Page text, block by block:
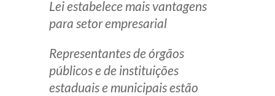
Lei estabelece mais vantagens
para setor empresarial
Representantes de órgãos
públicos e de instituições
estaduais e municipais estão